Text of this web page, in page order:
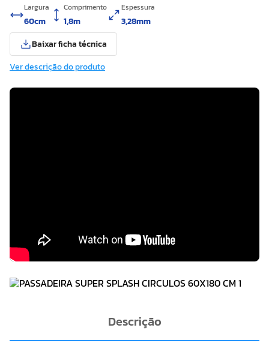
Largura
60cm
Comprimento
1,8m
Espessura
3,28mm
Baixar ficha técnica
Ver descrição do produto
Descrição